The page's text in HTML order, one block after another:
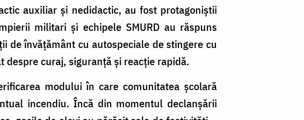
auxiliar și nedidactic, au fost protagoniștii
militari și echipele SMURD au răspuns
învățământ cu autospeciale de stingere cu
curaj, siguranță și reacție rapidă.
modului în care comunitatea școlară
incendiu. Încă din momentul declanșării